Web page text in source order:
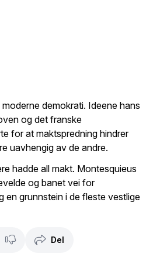
demokrati. Ideene hans
og det franske
for at maktspredning hindrer
uavhengig av de andre.
hadde all makt. Montesquieus
og banet vei for
en grunnstein i de fleste vestlige
Del